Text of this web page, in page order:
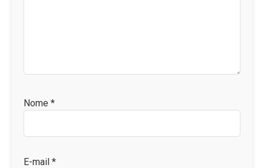
Nome *
E-mail *